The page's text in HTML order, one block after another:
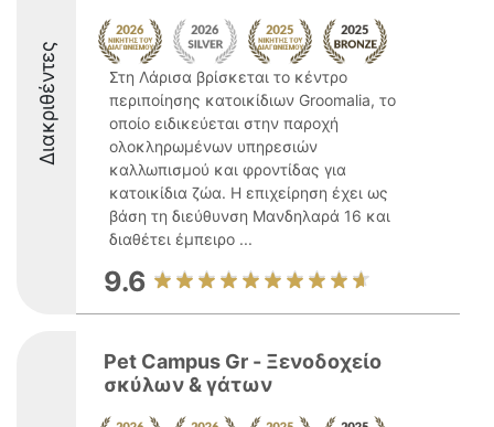
Διακριθέντες
Στη Λάρισα βρίσκεται το κέντρο
περιποίησης κατοικίδιων Groomalia, το
οποίο ειδικεύεται στην παροχή
ολοκληρωμένων υπηρεσιών
καλλωπισμού και φροντίδας για
κατοικίδια ζώα. Η επιχείρηση έχει ως
βάση τη διεύθυνση Μανδηλαρά 16 και
διαθέτει έμπειρο ...
9.6
Pet Campus Gr - Ξενοδοχείο
σκύλων & γάτων